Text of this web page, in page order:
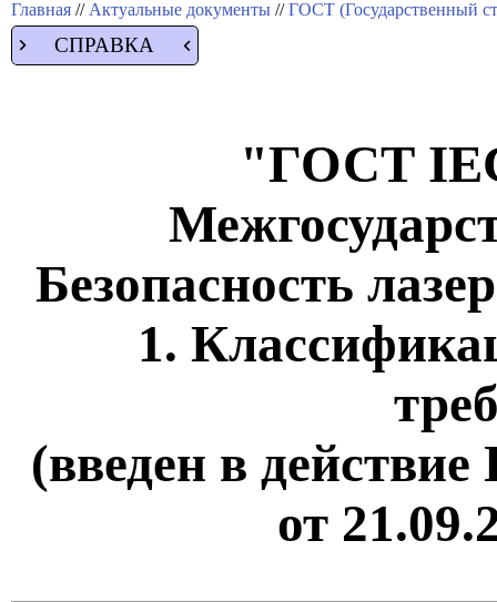
Главная // Актуальные документы //ГОСТ (Государственный
СПРАВКА
"ГОСТ
Безопасность
1.
(введен в
от